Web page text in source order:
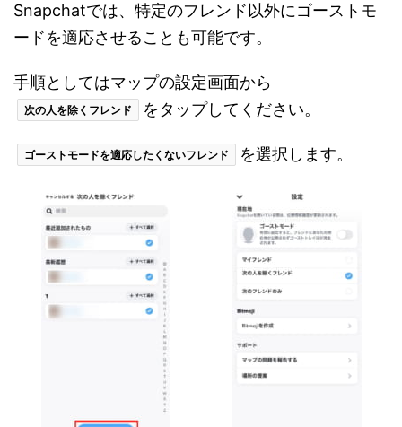
Snapchatでは、特定のフレンド以外にゴーストモ
ードを適応させることも可能です。
手順としてはマップの設定画面から
次の人を除くフレンド をタップしてください。
ゴーストモードを適応したくないフレンド を選択します。